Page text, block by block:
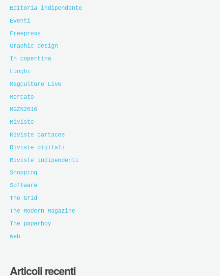
Editoria indipendente
Eventi
Freepress
Graphic design
In copertina
Luoghi
Magculture Live
Mercato
MGZN2016
Riviste
Riviste cartacee
Riviste digitali
Riviste indipendenti
Shopping
Software
The Grid
The Modern Magazine
The paperboy
Web
Articoli recenti